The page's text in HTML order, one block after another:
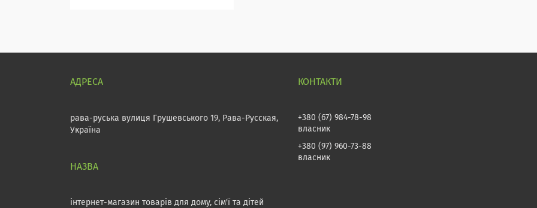
рава-руська вулиця Грушевського 19, Рава-Русская,
Україна
інтернет-магазин товарів для дому, сім'ї та дітей
+380 (67) 984-78-98
власник
+380 (97) 960-73-88
власник